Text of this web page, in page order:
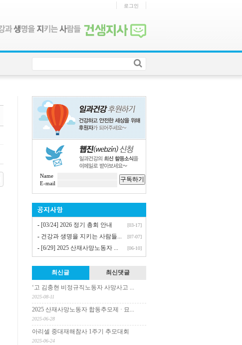
로그인
Name 구독하기
E-mail
- [03/24] 2026 정기 총회 안내 [03-17]
- 건강과 생명을 지키는 사람들... [07-07]
- [6/29] 2025 산재사망노동자 ... [06-10]
최신글 최신댓글
‘고 김충현 비정규직노동자 사망사고 ...
2025-08-11
2025 산재사망노동자 합동추모제 · 묘...
2025-06-28
아리셀 중대재해참사 1주기 추모대회
2025-06-24